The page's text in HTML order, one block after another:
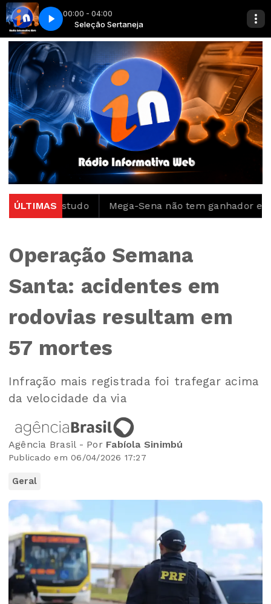
00:00 - 04:00
Seleção Sertaneja
quase Israel & Rodolffo - Não, mas quase
ÚLTIMAS
estudo Mega-Sena não tem ganhador e
Operação Semana
Santa: acidentes em
rodovias resultam em
57 mortes
Infração mais registrada foi trafegar acima
da velocidade da via
Agência Brasil - Por Fabíola Sinimbú
Publicado em 06/04/2026 17:27
Geral